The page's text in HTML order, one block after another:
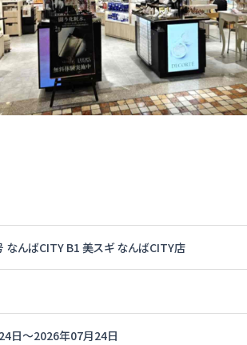
んばCITY B1 美スギ なんばCITY店
日〜2026年07月24日